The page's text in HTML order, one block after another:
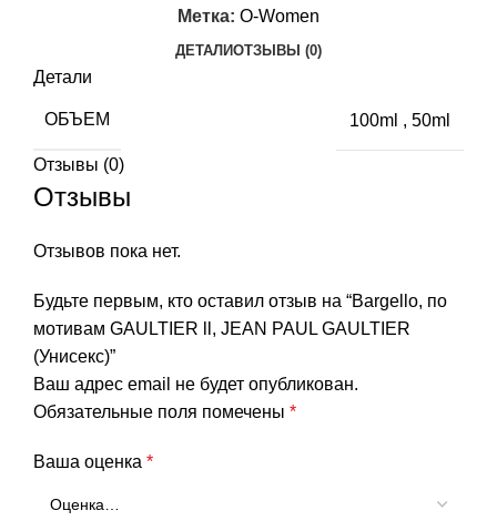
Метка: O-Women
ДЕТАЛИОТЗЫВЫ (0)
Детали
ОБЪЕМ 100ml , 50ml
Отзывы (0)
Отзывы
Отзывов пока нет.
Будьте первым, кто оставил отзыв на “Bargello, по
мотивам GAULTIER ll, JEAN PAUL GAULTIER
(Унисекс)”
Ваш адрес email не будет опубликован.
Обязательные поля помечены *
Ваша оценка *